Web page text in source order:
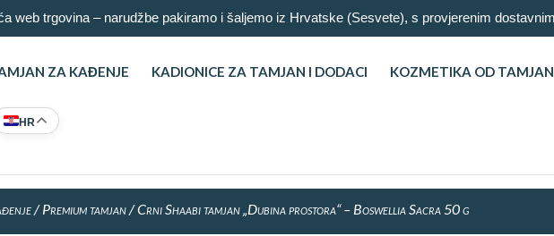
web trgovina – narudžbe pakiramo i šaljemo iz Hrvatske (Sesvete), s provjerenim
ZA KAĐENJE KADIONICE ZA TAMJAN I DODACI KOZMETIKA OD
HR
/Premium tamjan/ Crni Shaabi tamjan „Dubina prostora“ – Boswellia Sacra 50 g